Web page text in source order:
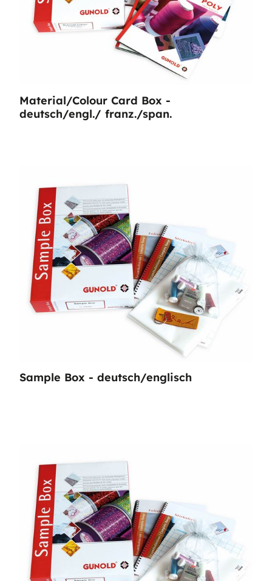
Material/Colour Card Box -
deutsch/engl./ franz./span.
Sample Box - deutsch/englisch